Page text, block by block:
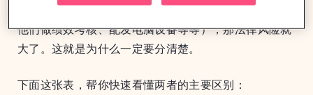
如果你把承包商当员工用（比如规定他们几点上班、给
他们做绩效考核、配发电脑设备等等），那法律风险就
大了。这就是为什么一定要分清楚。
下面这张表，帮你快速看懂两者的主要区别：